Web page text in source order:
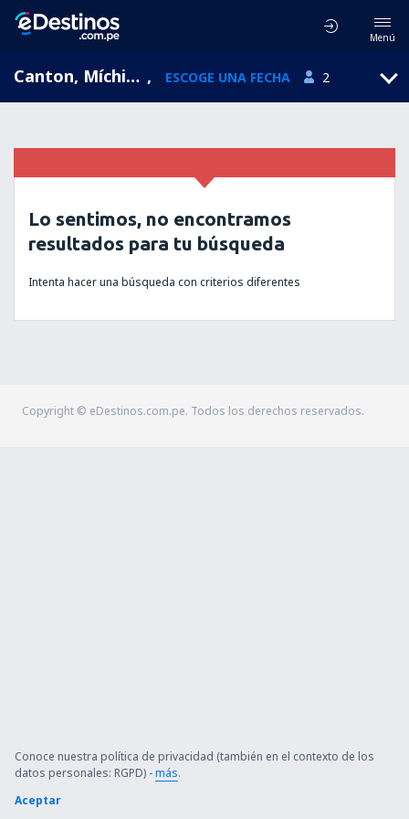
Menú
Canton, Míchigan, Estados Unidos , ESCOGE UNA FECHA 2
Lo sentimos, no encontramos
resultados para tu búsqueda
Intenta hacer una búsqueda con criterios diferentes
Copyright © eDestinos.com.pe. Todos los derechos reservados.
Conoce nuestra política de privacidad (también en el contexto de los
datos personales: RGPD) -más.
Aceptar